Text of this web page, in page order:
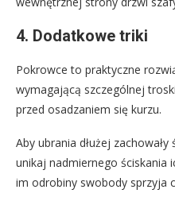
4. Dodatkowe triki
Pokrowce to praktyczne
wymagającą szczególnej
przed osadzaniem się kurzu.
Aby ubrania dłużej
unikaj nadmiernego ściskania
im odrobiny swobody sprzyja